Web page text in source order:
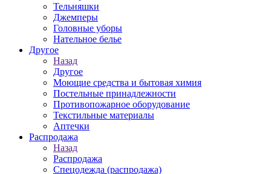
Тельняшки
Джемперы
Головные уборы
Нательное белье
Другое
Назад
Другое
Моющие средства и бытовая химия
Постельные принадлежности
Противопожарное оборудование
Текстильные материалы
Аптечки
Распродажа
Назад
Распродажа
Спецодежда (распродажа)